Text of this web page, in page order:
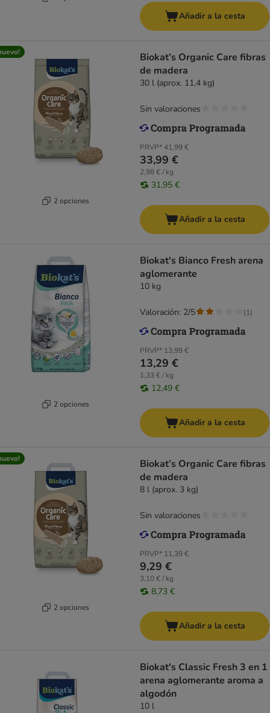
Añadir a la cesta
2 opciones
Biokat’s Organic Care fibras
de madera
30 l (aprox. 11,4 kg)
PRVP*41,99 €
33,99 €
2,98 € / kg
31,95 €
Sin valoraciones
Añadir a la cesta
2 opciones
Biokat's Bianco Fresh arena
aglomerante
10 kg
PRVP* 13,99 €
13,29 €
1,33 € / kg
12,49 €
Valoración: 2/5 (1)
Añadir a la cesta
2 opciones
Biokat’s Organic Care fibras
de madera
8 l (aprox. 3 kg)
PRVP* 11,39 €
9,29 €
3,10 € / kg
8,73 €
Sin valoraciones
Añadir a la cesta
Biokat's Classic Fresh 3 en 1
arena aglomerante aroma a
algodón
10 l